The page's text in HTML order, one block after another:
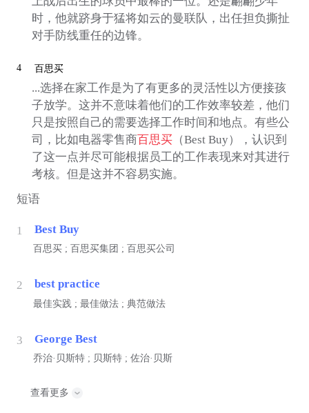
时，他就跻身于猛将如云的曼联队，出任担负撕扯
对手防线重任的边锋。
4 百思买
...选择在家工作是为了有更多的灵活性以方便接孩
子放学。这并不意味着他们的工作效率较差，他们
只是按照自己的需要选择工作时间和地点。有些公
司，比如电器零售商百思买（Best Buy），认识到
了这一点并尽可能根据员工的工作表现来对其进行
考核。但是这并不容易实施。
短语
1 Best Buy
百思买 ; 百思买集团 ; 百思买公司
2 best practice
最佳实践 ; 最佳做法 ; 典范做法
3 George Best
乔治·贝斯特 ; 贝斯特 ; 佐治·贝斯
查看更多